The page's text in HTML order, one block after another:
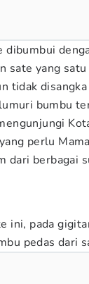
dibumbui
sate yang
tidak
bumbu
yang perlu
dari berbagai
ini, pada
pedas dari